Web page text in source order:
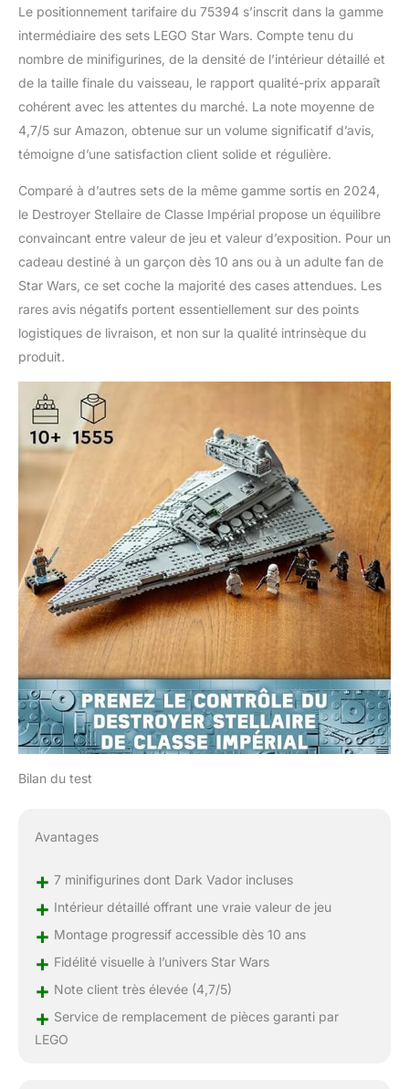
simplement d'exposer
leurs modèles en
briques
Le positionnement tarifaire du 75394 s’inscrit dans la gamme
intermédiaire des sets LEGO Star Wars. Compte tenu du
nombre de minifigurines, de la densité de l’intérieur détaillé et
de la taille finale du vaisseau, le rapport qualité-prix apparaît
cohérent avec les attentes du marché. La note moyenne de
4,7/5 sur Amazon, obtenue sur un volume significatif d’avis,
témoigne d’une satisfaction client solide et régulière.
Comparé à d’autres sets de la même gamme sortis en 2024,
le Destroyer Stellaire de Classe Impérial propose un équilibre
convaincant entre valeur de jeu et valeur d’exposition. Pour un
cadeau destiné à un garçon dès 10 ans ou à un adulte fan de
Star Wars, ce set coche la majorité des cases attendues. Les
rares avis négatifs portent essentiellement sur des points
logistiques de livraison, et non sur la qualité intrinsèque du
produit.
Bilan du test
Avantages
+ 7 minifigurines dont Dark Vador incluses
+ Intérieur détaillé offrant une vraie valeur de jeu
+ Montage progressif accessible dès 10 ans
+ Fidélité visuelle à l’univers Star Wars
+ Note client très élevée (4,7/5)
+ Service de remplacement de pièces garanti par
LEGO